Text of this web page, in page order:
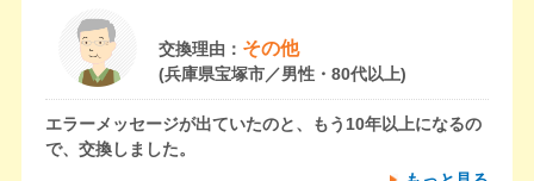
交換理由： その他
(兵庫県宝塚市／男性・80代以上)
エラーメッセージが出ていたのと、もう10年以上になるの
で、交換しました。